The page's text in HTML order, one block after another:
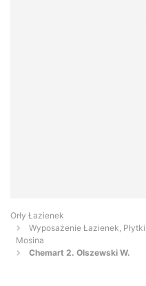
Orły Łazienek
Wyposażenie Łazienek,
Mosina
Chemart 2. Olszewski W.